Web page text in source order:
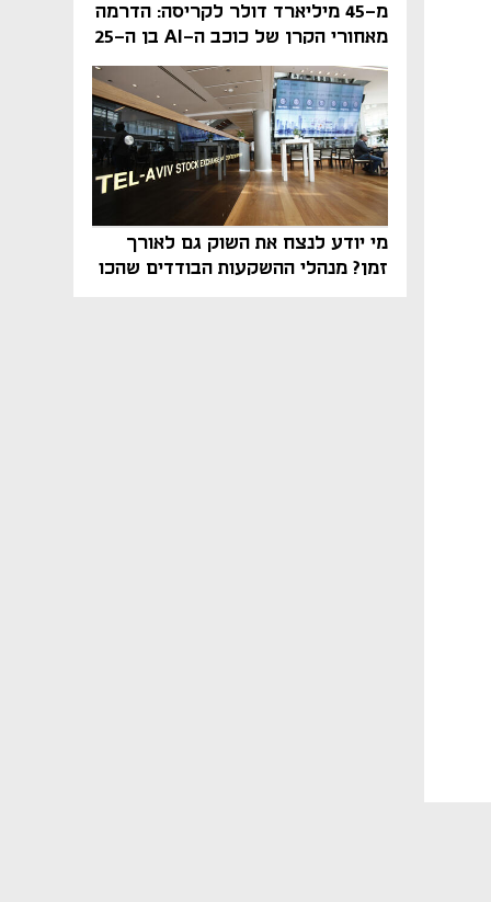
מ-45 מיליארד דולר לקריסה: הדרמה
מאחורי הקרן של כוכב ה-AI בן ה-25
מי יודע לנצח את השוק גם לאורך
זמן? מנהלי ההשקעות הבודדים שהכו